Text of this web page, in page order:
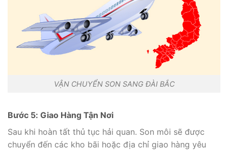
VẬN CHUYỂN SON SANG ĐÀI BẮC
Bước 5: Giao Hàng Tận Nơi
Sau khi hoàn tất thủ tục hải quan. Son môi sẽ được
chuyển đến các kho bãi hoặc địa chỉ giao hàng yêu